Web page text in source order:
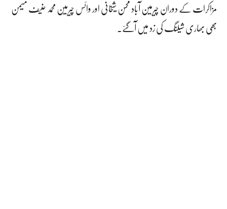
مزاکرات کے دوران چیرمین آباد محسن شیخانی اور وائس چیرمین محمد حنیف میمن
بھی بھاری شیلنگ کی زد میں آگئے۔